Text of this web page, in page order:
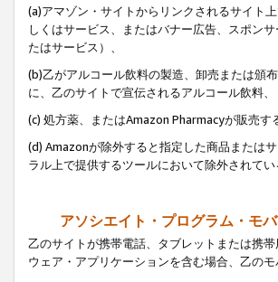
(a)アマゾン・サイトからリンクされるサイト
しくはサービス、またはバナー広告、スポン
たはサービス）、
(b)乙がアルコール飲料の製造、卸売または頒
に、乙のサイトで宣伝されるアルコール飲料、
(c) 処方薬、またはAmazon Pharmacyが販売す
(d) Amazonが除外すると指定した商品または
ラル上で提供するツールにおいて除外されて
アソシエイト・プログラム・モ
乙のサイトが携帯電話、タブレットまたは携
ウェア・アプリケーションを含む場合、乙の